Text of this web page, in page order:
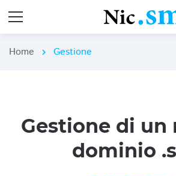
Home chevron_right Gestione
Gestione di un
dominio